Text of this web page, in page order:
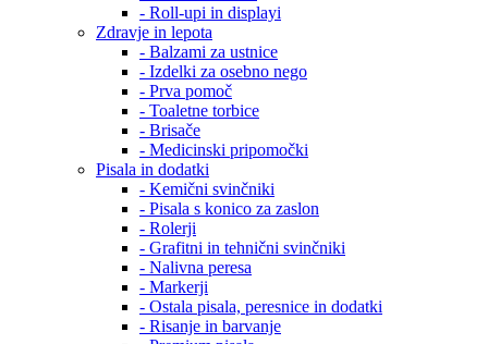
- Roll-upi in displayi
Zdravje in lepota
- Balzami za ustnice
- Izdelki za osebno nego
- Prva pomoč
- Toaletne torbice
- Brisače
- Medicinski pripomočki
Pisala in dodatki
- Kemični svinčniki
- Pisala s konico za zaslon
- Rolerji
- Grafitni in tehnični svinčniki
- Nalivna peresa
- Markerji
- Ostala pisala, peresnice in dodatki
- Risanje in barvanje